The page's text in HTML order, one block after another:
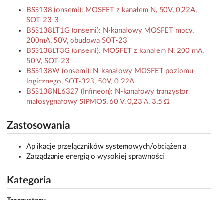
BSS138 (onsemi): MOSFET z kanałem N, 50V, 0,22A,
SOT-23-3
BSS138LT1G (onsemi): N-kanałowy MOSFET mocy,
200mA, 50V, obudowa SOT-23
BSS138LT3G (onsemi): MOSFET z kanałem N, 200 mA,
50 V, SOT-23
BSS138W (onsemi): N-kanałowy MOSFET poziomu
logicznego, SOT-323, 50V, 0.22A
BSS138NL6327 (Infineon): N-kanałowy tranzystor
małosygnałowy SIPMOS, 60 V, 0,23 A, 3,5 Ω
Zastosowania
Aplikacje przełączników systemowych/obciążenia
Zarządzanie energią o wysokiej sprawności
Kategoria